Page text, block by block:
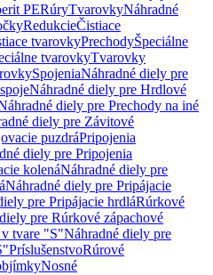
PERúryTvarovkyNáhradné
RedukcieČistiace
tvarovkyPrechodyŠpeciálne
tvarovkyTvarovky
SpojeniaNáhradné diely pre
Náhradné diely pre Hrdlové
diely pre Prechody na iné
diely pre Závitové
puzdráPripojenia
diely pre Pripojenia
kolenáNáhradné diely pre
Náhradné diely pre Pripájacie
pre Pripájacie hrdláRúrkové
pre Rúrkové zápachové
tvare "S"Náhradné diely pre
PríslušenstvoRúrové
Nosné